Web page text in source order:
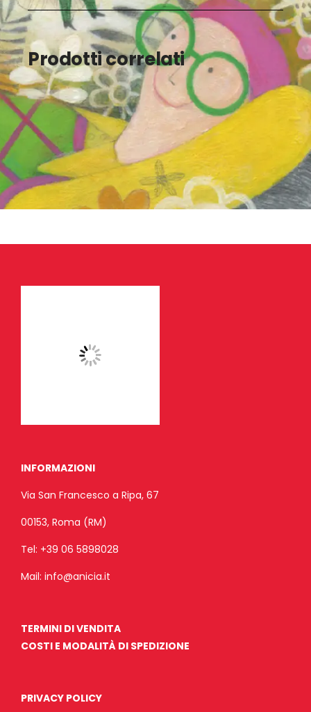
Prodotti correlati
INFORMAZIONI
Via San Francesco a Ripa, 67
00153, Roma (RM)
Tel: +39 06 5898028
Mail: info@anicia.it
TERMINI DI VENDITA
COSTI E MODALITÀ DI SPEDIZIONE
PRIVACY POLICY